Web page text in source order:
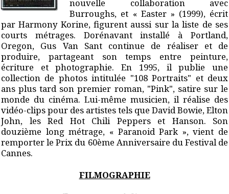
nouvelle collaboration avec
Burroughs, et « Easter » (1999), écrit
par Harmony Korine, figurent aussi sur la liste de ses
courts métrages.
Dorénavant installé à Portland,
Oregon, Gus Van Sant continue de réaliser et de
produire, partageant son temps entre peinture,
écriture et photographie. En 1995, il publie une
collection de photos intitulée "108 Portraits" et deux
ans plus tard son premier roman, "Pink", satire sur le
monde du cinéma. Lui-même musicien, il réalise des
vidéo-clips pour des artistes tels que David Bowie, Elton
John, les Red Hot Chili
Peppers et Hanson.
Son
douzième long métrage, « Paranoid Park », vient de
remporter le Prix du 60ème Anniversaire du Festival de
Cannes.
FILMOGRAPHIE